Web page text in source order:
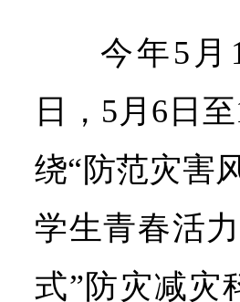
今年5月
日，5月6日
绕“防范灾害
学生青春活
式”防灾减灾